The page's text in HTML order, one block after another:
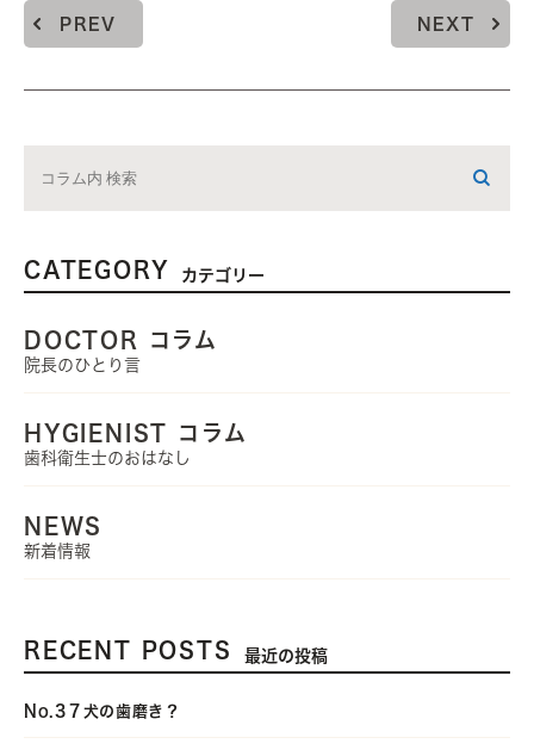
PREV NEXT
CATEGORY カテゴリー
DOCTOR コラム
院長のひとり言
HYGIENIST コラム
歯科衛生士のおはなし
NEWS
新着情報
RECENT POSTS 最近の投稿
No.3７犬の歯磨き？